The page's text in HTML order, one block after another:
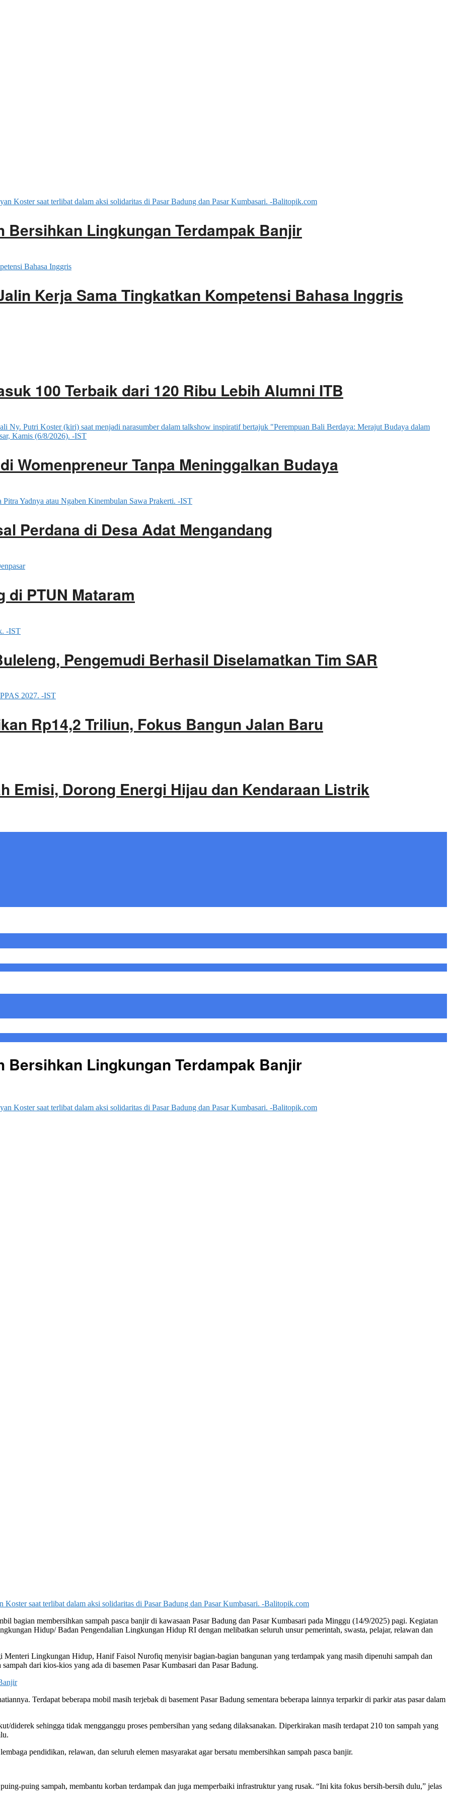
Bersihkan Lingkungan Terdampak Banjir
Kerja Sama Tingkatkan Kompetensi Bahasa Inggris
100 Terbaik dari 120 Ribu Lebih Alumni ITB
Womenpreneur Tanpa Meninggalkan Budaya
Perdana di Desa Adat Mengandang
di PTUN Mataram
Pengemudi Berhasil Diselamatkan Tim SAR
Rp14,2 Triliun, Fokus Bangun Jalan Baru
Emisi, Dorong Energi Hijau dan Kendaraan Listrik
Lingkungan Terdampak Banjir
saat terlibat dalam aksi solidaritas di Pasar Badung dan Pasar Kumbasari. -Balitopik.com
bagian membersihkan sampah pasca banjir di kawasaan Pasar Badung dan Pasar Kumbasari pada Minggu (14/9/2025) pagi. Kegiatan
Hidup/ Badan Pengendalian Lingkungan Hidup RI dengan melibatkan seluruh unsur pemerintah, swasta, pelajar, relawan dan
Menteri Lingkungan Hidup, Hanif Faisol Nurofiq menyisir bagian-bagian bangunan yang terdampak yang masih dipenuhi sampah dan
dari kios-kios yang ada di basemen Pasar Kumbasari dan Pasar Badung.
Terdapat beberapa mobil masih terjebak di basement Pasar Badung sementara beberapa lainnya terparkir di parkir atas pasar dalam
diderek sehingga tidak mengganggu proses pembersihan yang sedang dilaksanakan. Diperkirakan masih terdapat 210 ton sampah yang
pendidikan, relawan, dan seluruh elemen masyarakat agar bersatu membersihkan sampah pasca banjir.
puing sampah, membantu korban terdampak dan juga memperbaiki infrastruktur yang rusak. “Ini kita fokus bersih-bersih dulu,” jelas